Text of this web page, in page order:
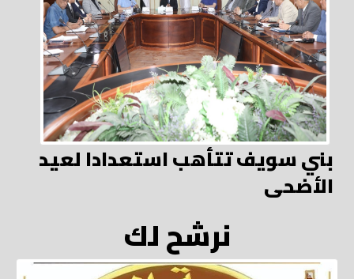
بني سويف تتأهب استعدادا لعيد
الأضحى
نرشح لك